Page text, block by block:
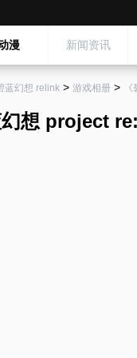
漫 新闻资讯
蓝幻想 relink > 游戏相册 >
幻想 project